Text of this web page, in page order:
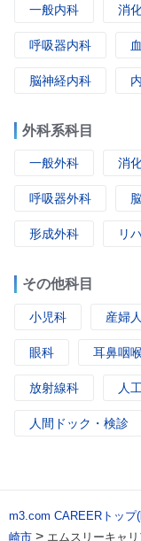
一般内科 消
呼吸器内科
脳神経内科
外科系科目
一般外科 消
呼吸器外科
形成外科 リ
その他科目
小児科 産婦
眼科 耳鼻咽
放射線科 人
人間ドック・検診
m3.com CAREERトップ
崎市 > エムスリーキャ